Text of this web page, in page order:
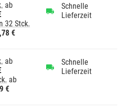
ab
32 Stck.
€
Schnelle
Lieferzeit
ab
ab
€
Schnelle
Lieferzeit